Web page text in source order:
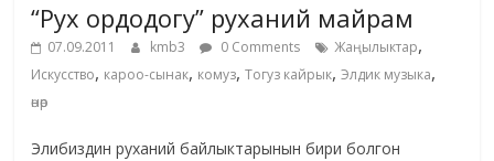
“Рух ордодогу” руханий майрам
07.09.2011 kmb3 0 Comments Жаңылыктар,
Искусство, кароо-сынак, комуз,Тогуз кайрык,Элдик музыка,
өнөр
Элибиздин руханий байлыктарынын бири болгон